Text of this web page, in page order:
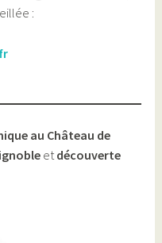
:
au Château de
et découverte